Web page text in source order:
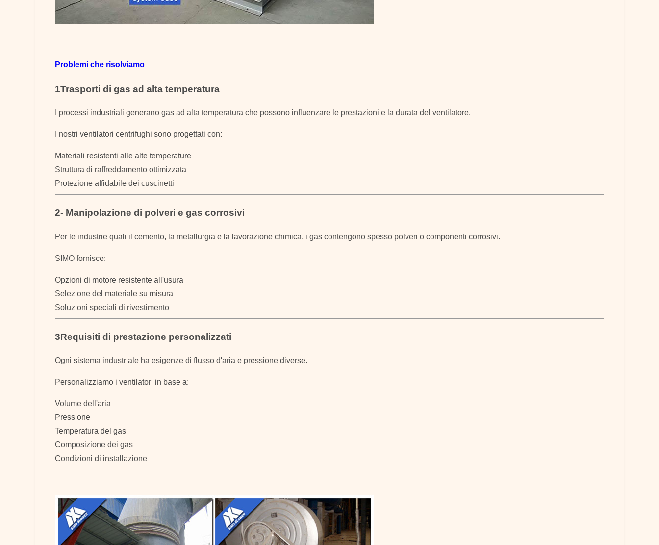
Problemi che risolviamo
1Trasporti di gas ad alta temperatura
I processi industriali generano gas ad alta temperatura che possono influenzare le prestazioni e la durata del ventilatore.
I nostri ventilatori centrifughi sono progettati con:
Materiali resistenti alle alte temperature
Struttura di raffreddamento ottimizzata
Protezione affidabile dei cuscinetti
2- Manipolazione di polveri e gas corrosivi
Per le industrie quali il cemento, la metallurgia e la lavorazione chimica, i gas contengono spesso polveri o componenti corrosivi.
SIMO fornisce:
Opzioni di motore resistente all'usura
Selezione del materiale su misura
Soluzioni speciali di rivestimento
3Requisiti di prestazione personalizzati
Ogni sistema industriale ha esigenze di flusso d'aria e pressione diverse.
Personalizziamo i ventilatori in base a:
Volume dell'aria
Pressione
Temperatura del gas
Composizione dei gas
Condizioni di installazione